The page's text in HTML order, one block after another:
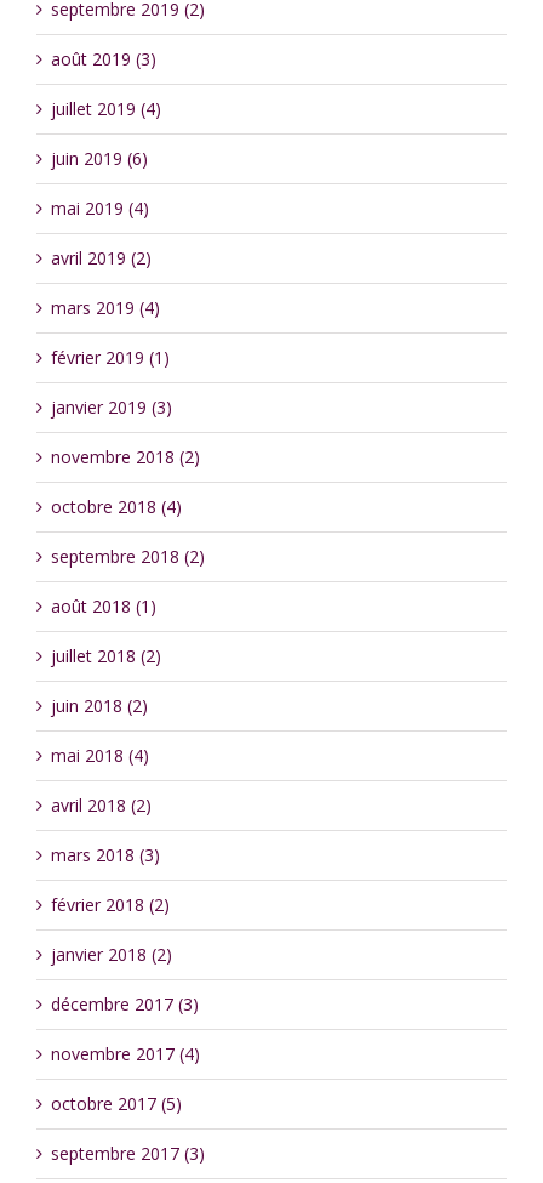
septembre 2019 (2)
août 2019 (3)
juillet 2019 (4)
juin 2019 (6)
mai 2019 (4)
avril 2019 (2)
mars 2019 (4)
février 2019 (1)
janvier 2019 (3)
novembre 2018 (2)
octobre 2018 (4)
septembre 2018 (2)
août 2018 (1)
juillet 2018 (2)
juin 2018 (2)
mai 2018 (4)
avril 2018 (2)
mars 2018 (3)
février 2018 (2)
janvier 2018 (2)
décembre 2017 (3)
novembre 2017 (4)
octobre 2017 (5)
septembre 2017 (3)